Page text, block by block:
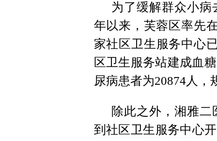
为了缓解群众小
年以来，芙蓉区率先
家社区卫生服务中心
区卫生服务站建成血
尿病患者为20874人，
除此之外，湘雅
到社区卫生服务中心